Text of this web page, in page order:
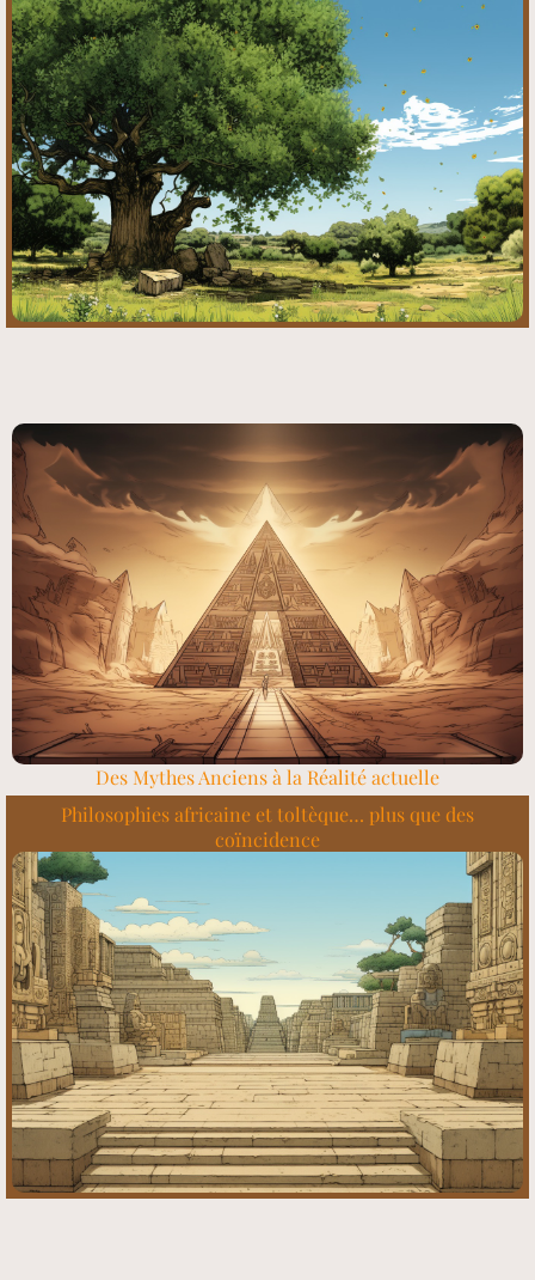
Des Mythes Anciens à la Réalité actuelle
Philosophies africaine et toltèque… plus que des
coïncidence